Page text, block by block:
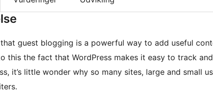
that guest blogging is a powerful way to add useful
this the fact that WordPress makes it easy to track
it’s little wonder why so many sites, large and small